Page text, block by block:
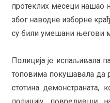
протеклих месеци нашао
због наводне изборне
су били умешани његови
Полиција је испаљивала
топовима покушавала да
стотина демонстраната,